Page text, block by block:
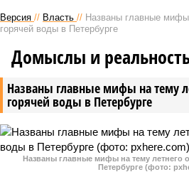
Версия // Власть // Названы главные
горячей воды в Петербурге
Названы главные мифы на тему
горячей воды в Петербурге
Домыслы и
Названы главные мифы на тему летнего
Петербурге (фото: